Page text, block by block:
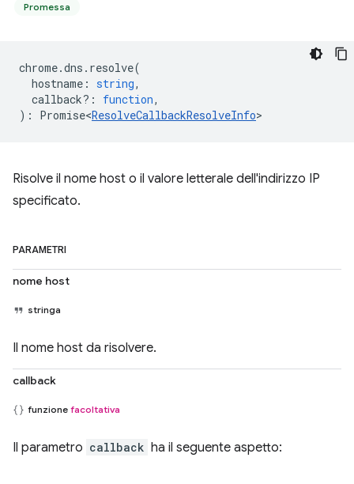
Promessa
chrome.dns . resolve(
hostname : string,
callback? : function,
) : Promise<ResolveCallbackResolveInfo>
Risolve il nome host o il valore letterale dell'indirizzo IP
specificato.
PARAMETRI
nome host
stringa
Il nome host da risolvere.
callback
funzione facoltativa
Il parametro callback ha il seguente aspetto: